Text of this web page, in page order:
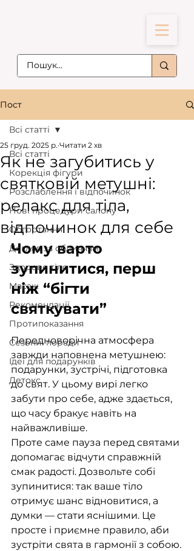
Пост
Всі статті
Корекція фігури
Розслаблення і відпочинок
Нові процедури салону
Обгортання
Догляд за обличчям
Здорове тіло
Maсаж
Рекомендації
Протипоказання
Сезонні поради
Ідеї для подарунків
Детокс
Всі статті
Як не загубитись у
святковій метушні:
релакс для тіла,
відпочинок для себе
25 груд. 2025 р. Читати 2 хв
Чому варто
зупинитися, перш
ніж “бігти
святкувати”
Передноворічна атмосфера
завжди наповнена метушнею:
подарунки, зустрічі, підготовка
до свят. У цьому вирі легко
забути про себе, адже здається,
що часу бракує навіть на
найважливіше.
Проте саме пауза перед святами
допомагає відчути справжній
смак радості. Дозвольте собі
зупинитися: так ваше тіло
отримує шанс відновитися, а
думки — стати яснішими. Це
просте і приємне правило, аби
зустріти свята в гармонії з собою.